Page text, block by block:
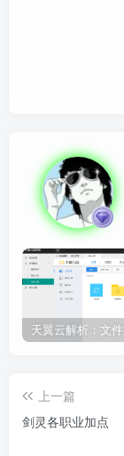
上一篇
剑灵各职业加点